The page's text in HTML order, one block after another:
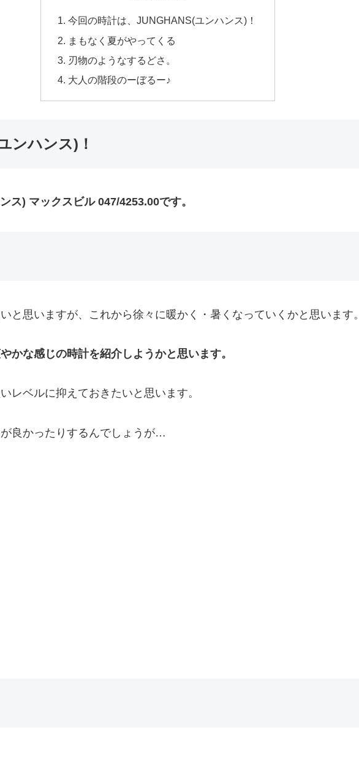
今回の時計は、JUNGHANS(ユンハンス)！
まもなく夏がやってくる
刃物のようなするどさ。
大人の階段のーぼるー♪
ンハンス)！
ス) マックスビル 047/4253.00です。
と思いますが、これから徐々に暖かく・暑くなっていくかと思います。
かな感じの時計を紹介しようかと思います。
レベルに抑えておきたいと思います。
良かったりするんでしょうが…